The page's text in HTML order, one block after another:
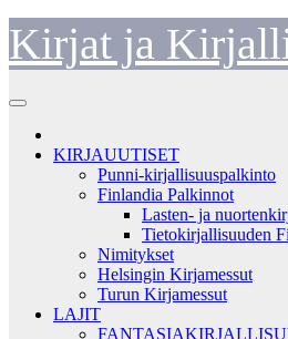
Skip
to
content
Kirjat ja
KIRJAUUTISET
Punni-kirjallisuuspalkinto
Finlandia Palkinnot
Lasten- ja
Tietokirjallisuuden
Nimitykset
Helsingin Kirjamessut
Turun Kirjamessut
LAJIT